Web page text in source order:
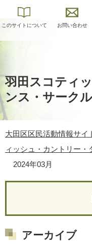
このサイトについて お問い合わせ
羽田スコティ
ンス・サークル
大田区区民活動情報サイ
ィッシュ・カントリー・
2024年03月
アーカイブ